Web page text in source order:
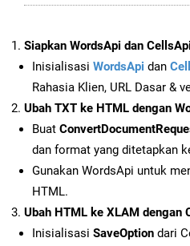
Siapkan WordsApi dan CellsApi
Inisialisasi WordsApi dan
Rahasia Klien, URL Dasar &
Ubah TXT ke HTML dengan
Buat
dan format yang ditetapkan
Gunakan WordsApi untuk
HTML.
Ubah HTML ke XLAM dengan
Inisialisasi SaveOption dari